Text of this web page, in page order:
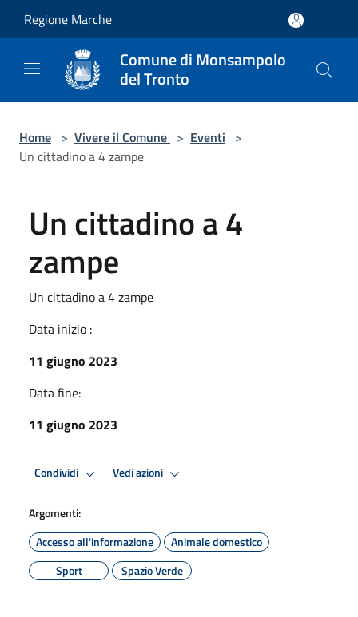
Regione Marche
Comune di Monsampolo
del Tronto
Home > Vivere il Comune > Eventi >
Un cittadino a 4 zampe
Un cittadino a 4
zampe
Un cittadino a 4 zampe
Data inizio :
11 giugno 2023
Data fine:
11 giugno 2023
Condividi Vedi azioni
Argomenti:
Accesso all'informazione
Animale domestico
Sport
Spazio Verde